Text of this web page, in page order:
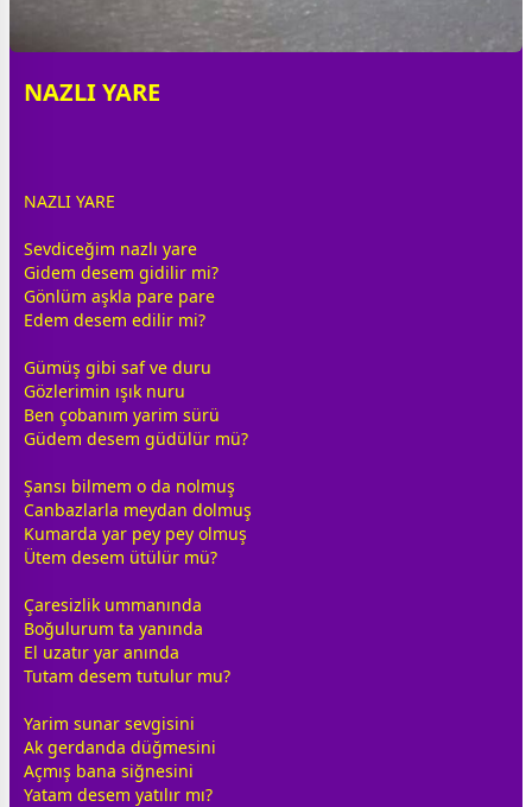
NAZLI YARE
NAZLI YARE
Sevdiceğim nazlı yare
Gidem desem gidilir mi?
Gönlüm aşkla pare pare
Edem desem edilir mi?
Gümüş gibi saf ve duru
Gözlerimin ışık nuru
Ben çobanım yarim sürü
Güdem desem güdülür mü?
Şansı bilmem o da nolmuş
Canbazlarla meydan dolmuş
Kumarda yar pey pey olmuş
Ütem desem ütülür mü?
Çaresizlik ummanında
Boğulurum ta yanında
El uzatır yar anında
Tutam desem tutulur mu?
Yarim sunar sevgisini
Ak gerdanda düğmesini
Açmış bana siğnesini
Yatam desem yatılır mı?